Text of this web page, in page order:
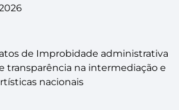
de Improbidade administrativa
transparência na intermediação e
nacionais